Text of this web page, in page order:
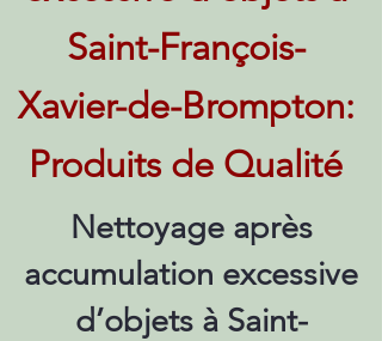
Saint-François-
Xavier-de-Brompton:
Produits de Qualité
Nettoyage après
accumulation excessive
d’objets à Saint-